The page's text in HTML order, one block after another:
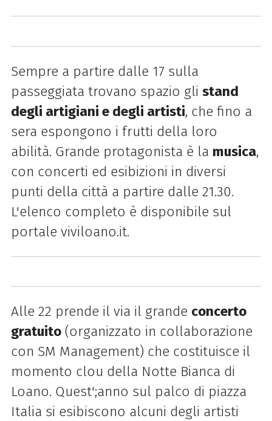
Sempre a partire dalle 17 sulla
passeggiata trovano spazio gli stand
degli artigiani e degli artisti, che fino a
sera espongono i frutti della loro
abilità. Grande protagonista è la musica,
con concerti ed esibizioni in diversi
punti della città a partire dalle 21.30.
L'elenco completo è disponibile sul
portale viviloano.it.
Alle 22 prende il via il grande concerto
gratuito(organizzato in collaborazione
con SM Management) che costituisce il
momento clou della Notte Bianca di
Loano. Quest';anno sul palco di piazza
Italia si esibiscono alcuni degli artisti